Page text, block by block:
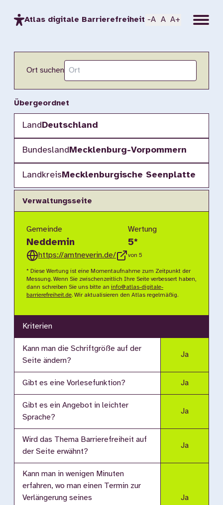
Atlas digitale Barrierefreiheit -A A A+ Menu
Ort suchen
Übergeordnet
LandDeutschland
BundeslandMecklenburg-Vorpommern
LandkreisMecklenburgische Seenplatte
Verwaltungsseite
Gemeinde
Neddemin
https://amtneverin.de/
Wertung
5*
von 5
* Diese Wertung ist eine Momentaufnahme zum Zeitpunkt der
Messung. Wenn Sie zwischenzeitlich Ihre Seite verbessert haben,
dann schreiben Sie uns bitte an info@atlas-digitale-
barrierefreiheit.de. Wir aktualisieren den Atlas regelmäßig.
Kriterien
Kann man die Schriftgröße auf der
Seite ändern?
Ja
Gibt es eine Vorlesefunktion? Ja
Gibt es ein Angebot in leichter
Sprache?
Ja
Wird das Thema Barrierefreiheit auf
der Seite erwähnt?
Ja
Kann man in wenigen Minuten
erfahren, wo man einen Termin zur
Verlängerung seines
Ja